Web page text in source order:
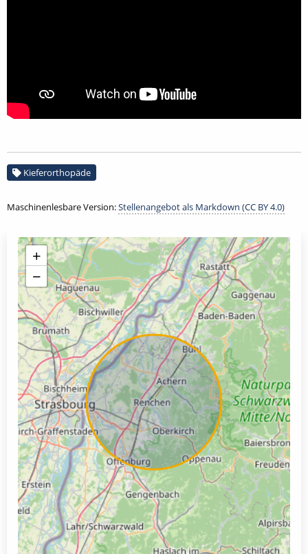
Kieferorthopäde
Maschinenlesbare Version:Stellenangebot als Markdown (CC BY 4.0)
+
−